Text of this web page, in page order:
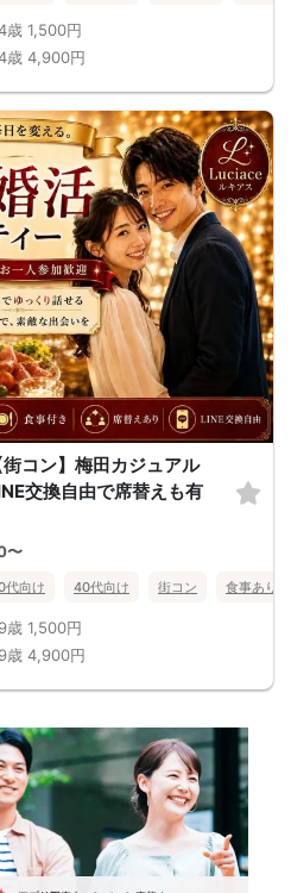
歳 1,500円
歳 4,900円
コン】梅田カジュアル
交換自由で席替えも有
〜
代向け 40代向け 街コン 食事あり
歳 1,500円
歳 4,900円